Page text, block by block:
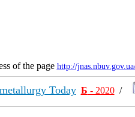
of the page http://
Today Б - 2020/